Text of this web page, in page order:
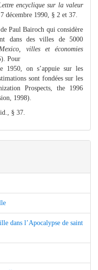
encyclique sur la valeur
7 décembre 1990, § 2 et 37.
Paul Bairoch qui considère
dans des villes de 5000
villes et économies
Pour
1950, on s’appuie sur les
sont fondées sur les
Prospects, the 1996
1998).
§ 37.
dans l’Apocalypse de saint